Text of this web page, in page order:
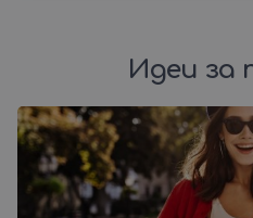
Идеи за